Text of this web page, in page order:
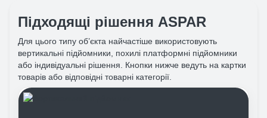
Підходящі рішення ASPAR
Для цього типу об’єкта найчастіше використовують
вертикальні підйомники, похилі платформні підйомники
або індивідуальні рішення. Кнопки нижче ведуть на картки
товарів або відповідні товарні категорії.